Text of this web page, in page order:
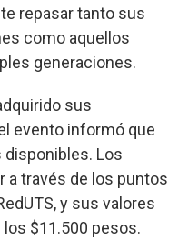
repasar tanto sus
como aquellos
generaciones.
sus
evento informó que
disponibles. Los
través de los puntos
y sus valores
$11.500 pesos.